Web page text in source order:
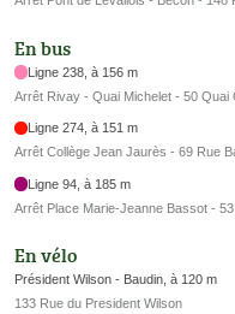
En bus
Ligne 238, à 156 m
Arrêt Rivay - Quai Michelet - 50 Quai
Ligne 274, à 151 m
Arrêt Collège Jean Jaurès - 69 Rue
Ligne 94, à 185 m
Arrêt Place Marie-Jeanne Bassot -
En vélo
Président Wilson - Baudin, à 120 m
133 Rue du President Wilson